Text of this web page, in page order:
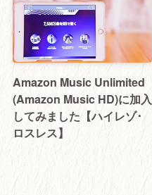
Amazon Music Unlimited
(Amazon Music HD)に加入
してみました【ハイレゾ･
ロスレス】